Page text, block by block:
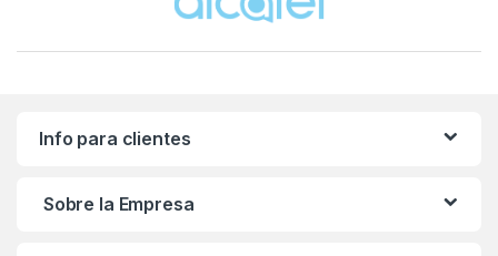
Info para clientes
Sobre la Empresa